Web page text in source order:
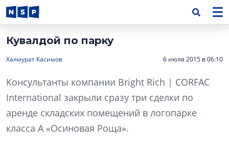
Кувалдой по парку
Халмурат Касимов 6 июля 2015 в 06:10
Консультанты компании Bright Rich | CORFAC
International закрыли сразу три сделки по
аренде складских помещений в логопарке
класса А «Осиновая Роща».